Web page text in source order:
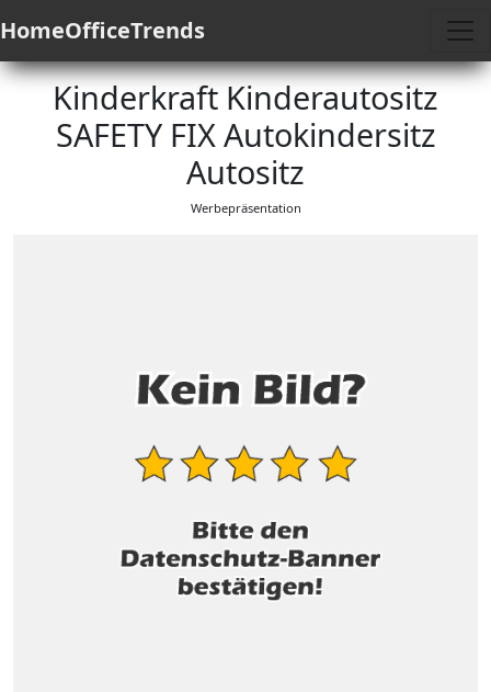
HomeOfficeTrends
Kinderkraft Kinderautositz
SAFETY FIX Autokindersitz
Autositz
Werbepräsentation